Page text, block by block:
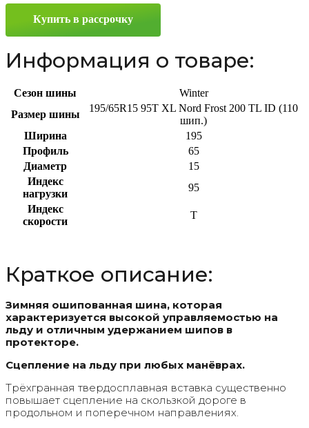
195/65
95T
Купить в рассрочку
Информация о товаре:
Сезон шины
Winter
Размер шины
195/65R15 95T XL Nord Frost 200 TL ID (110
шип.)
Ширина
195
Профиль
65
Диаметр
15
Индекс
нагрузки
95
Индекс
скорости
T
Краткое описание:
Зимняя ошипованная шина, которая
характеризуется высокой управляемостью на
льду и отличным удержанием шипов в
протекторе.
Сцепление на льду при любых манёврах.
Трёхгранная твердосплавная вставка существенно
повышает сцепление на скользкой дороге в
продольном и поперечном направлениях.